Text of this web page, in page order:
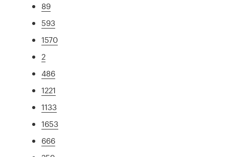
89
593
1570
2
486
1221
1133
1653
666